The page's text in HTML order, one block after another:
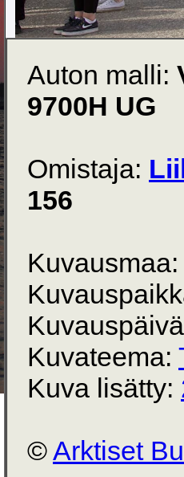
Auton malli:
9700H UG
Omistaja:
156
Kuvateema:
Kuva lisätty:
©Arktiset